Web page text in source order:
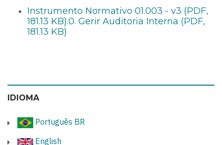
Instrumento Normativo 01.003 - v3 (PDF,
181.13 KB).0. Gerir Auditoria Interna (PDF,
181.13 KB)
IDIOMA
Português BR
English